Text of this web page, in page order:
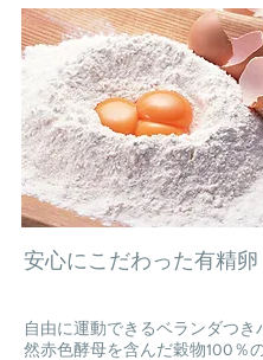
安心にこだわった有精卵
自由に運動できるベランダつき
然赤色酵母を含んだ穀物100％